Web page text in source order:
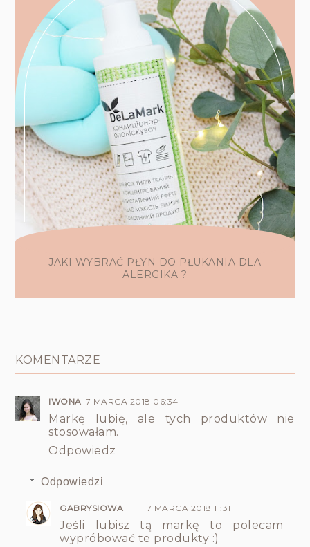
JAKI WYBRAĆ PŁYN DO PŁUKANIA DLA
ALERGIKA ?
KOMENTARZE
IWONA 7 MARCA 2018 06:34
Markę lubię, ale tych produktów nie
stosowałam.
Odpowiedz
Odpowiedzi
GABRYSIOWA 7 MARCA 2018 11:31
Jeśli lubisz tą markę to polecam
wypróbować te produkty :)